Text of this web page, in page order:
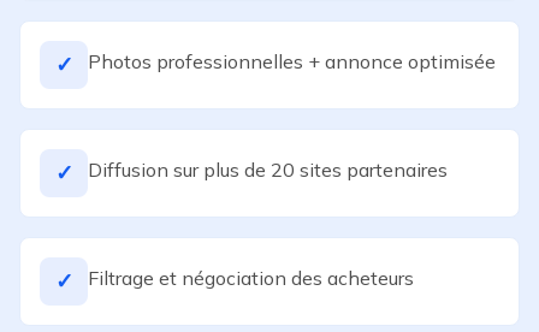
✓ Photos professionnelles + annonce optimisée
✓ Diffusion sur plus de 20 sites partenaires
✓ Filtrage et négociation des acheteurs